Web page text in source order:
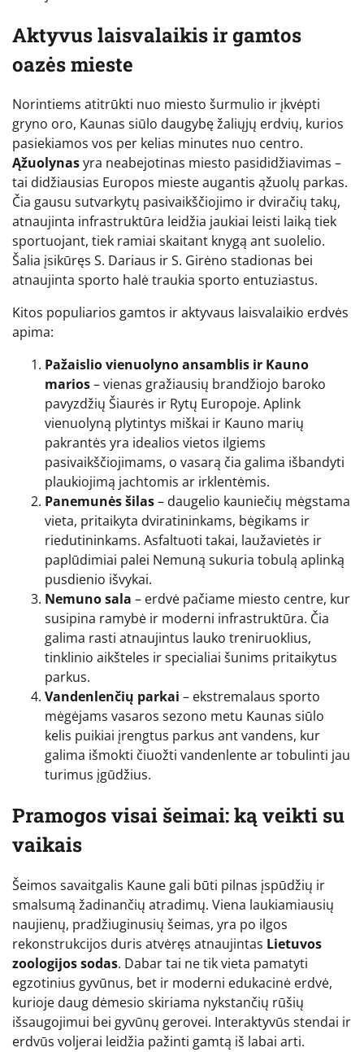
Aktyvus laisvalaikis ir gamtos
oazės mieste
Norintiems atitrūkti nuo miesto šurmulio ir įkvėpti
gryno oro, Kaunas siūlo daugybę žaliųjų erdvių, kurios
pasiekiamos vos per kelias minutes nuo centro.
Ąžuolynasyra neabejotinas miesto pasididžiavimas –
tai didžiausias Europos mieste augantis ąžuolų parkas.
Čia gausu sutvarkytų pasivaikščiojimo ir dviračių takų,
atnaujinta infrastruktūra leidžia jaukiai leisti laiką tiek
sportuojant, tiek ramiai skaitant knygą ant suolelio.
Šalia įsikūręs S. Dariaus ir S. Girėno stadionas bei
atnaujinta sporto halė traukia sporto entuziastus.
Kitos populiarios gamtos ir aktyvaus laisvalaikio erdvės
apima:
Pažaislio vienuolyno ansamblis ir Kauno
marios– vienas gražiausių brandžiojo baroko
pavyzdžių Šiaurės ir Rytų Europoje. Aplink
vienuolyną plytintys miškai ir Kauno marių
pakrantės yra idealios vietos ilgiems
pasivaikščiojimams, o vasarą čia galima išbandyti
plaukiojimą jachtomis ar irklentėmis.
Panemunės šilas– daugelio kauniečių mėgstama
vieta, pritaikyta dviratininkams, bėgikams ir
riedutininkams. Asfaltuoti takai, laužavietės ir
paplūdimiai palei Nemuną sukuria tobulą aplinką
pusdienio išvykai.
Nemuno sala – erdvė pačiame miesto centre, kur
susipina ramybė ir moderni infrastruktūra. Čia
galima rasti atnaujintus lauko treniruoklius,
tinklinio aikšteles ir specialiai šunims pritaikytus
parkus.
Vandenlenčių parkai – ekstremalaus sporto
mėgėjams vasaros sezono metu Kaunas siūlo
kelis puikiai įrengtus parkus ant vandens, kur
galima išmokti čiuožti vandenlente ar tobulinti jau
turimus įgūdžius.
Pramogos visai šeimai: ką veikti su
vaikais
Šeimos savaitgalis Kaune gali būti pilnas įspūdžių ir
smalsumą žadinančių atradimų. Viena laukiamiausių
naujienų, pradžiuginusių šeimas, yra po ilgos
rekonstrukcijos duris atvėręs atnaujintas Lietuvos
zoologijos sodas. Dabar tai ne tik vieta pamatyti
egzotinius gyvūnus, bet ir moderni edukacinė erdvė,
kurioje daug dėmesio skiriama nykstančių rūšių
išsaugojimui bei gyvūnų gerovei. Interaktyvūs stendai ir
erdvūs voljerai leidžia pažinti gamtą iš labai arti.